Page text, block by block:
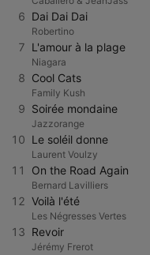
6 Dai Dai Dai
Robertino
7 L'amour à la plage
Niagara
8 Cool Cats
Family Kush
9 Soirée mondaine
Jazzorange
10 Le soléil donne
Laurent Voulzy
11 On the Road Again
Bernard Lavilliers
12 Voilà l'été
Les Négresses Vertes
13 Revoir
Jérémy Frerot